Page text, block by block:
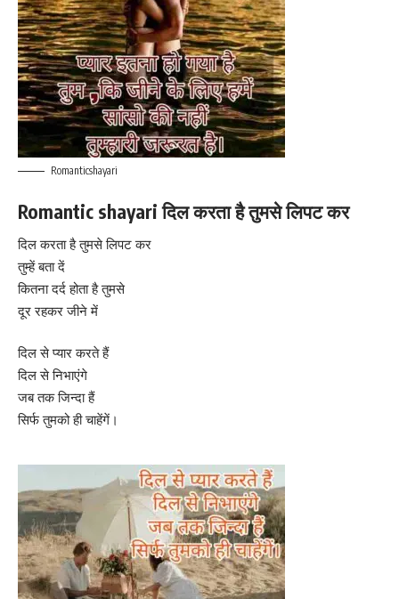
Romanticshayari
Romantic shayari दिल करता है तुमसे लिपट कर
दिल करता है तुमसे लिपट कर
तुम्हें बता दें
कितना दर्द होता है तुमसे
दूर रहकर जीने में
दिल से प्यार करते हैं
दिल से निभाएंगे
जब तक जिन्दा हैं
सिर्फ तुमको ही चाहेंगें।